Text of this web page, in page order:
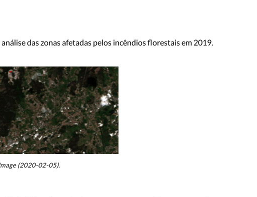
das zonas afetadas pelos incêndios florestais em 2019.
(2020-02-05).